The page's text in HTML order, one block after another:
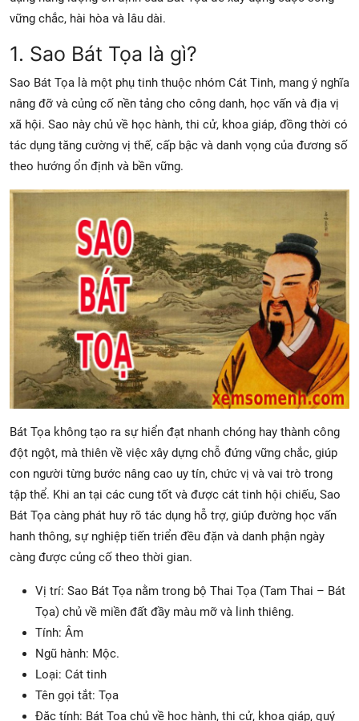
vững chắc, hài hòa và lâu dài.
1. Sao Bát Tọa là gì?
Sao Bát Tọa là một phụ tinh thuộc nhóm Cát Tinh, mang ý nghĩa
nâng đỡ và củng cố nền tảng cho công danh, học vấn và địa vị
xã hội. Sao này chủ về học hành, thi cử, khoa giáp, đồng thời có
tác dụng tăng cường vị thế, cấp bậc và danh vọng của đương số
theo hướng ổn định và bền vững.
Bát Tọa không tạo ra sự hiển đạt nhanh chóng hay thành công
đột ngột, mà thiên về việc xây dựng chỗ đứng vững chắc, giúp
con người từng bước nâng cao uy tín, chức vị và vai trò trong
tập thể. Khi an tại các cung tốt và được cát tinh hội chiếu, Sao
Bát Tọa càng phát huy rõ tác dụng hỗ trợ, giúp đường học vấn
hanh thông, sự nghiệp tiến triển đều đặn và danh phận ngày
càng được củng cố theo thời gian.
Vị trí: Sao Bát Tọa nằm trong bộ Thai Tọa (Tam Thai – Bát
Tọa) chủ về miền đất đầy màu mỡ và linh thiêng.
Tính: Âm
Ngũ hành: Mộc.
Loại: Cát tinh
Tên gọi tắt: Tọa
Đặc tính: Bát Tọa chủ về học hành, thi cử, khoa giáp, quý